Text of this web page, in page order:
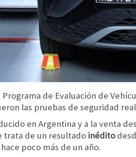
Programa de Evaluación de
las pruebas de seguridad
en Argentina y a la venta
trata de un resultado inédito
poco más de un año.